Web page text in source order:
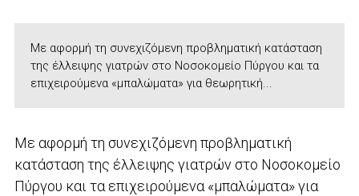
Με αφορμή τη συνεχιζόμενη προβληματική κατάσταση
της έλλειψης γιατρών στο Νοσοκομείο Πύργου και τα
επιχειρούμενα «μπαλώματα» για θεωρητική...
Με αφορμή τη συνεχιζόμενη προβληματική
κατάσταση της έλλειψης γιατρών στο Νοσοκομείο
Πύργου και τα επιχειρούμενα «μπαλώματα» για